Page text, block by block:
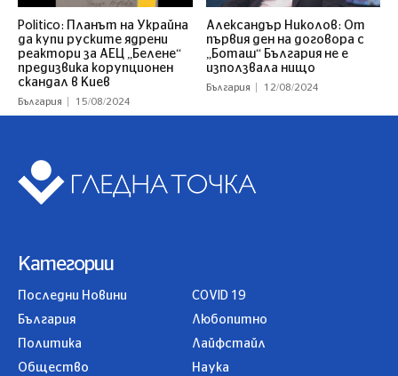
Politico: Планът на Украйна
да купи руските ядрени
реактори за АЕЦ „Белене“
предизвика корупционен
скандал в Киев
България 15/08/2024
Александър Николов: От
първия ден на договора с
„Боташ“ България не е
използвала нищо
България 12/08/2024
Категории
Последни Новини
България
Политика
Общество
COVID 19
Любопитно
Лайфстайл
Наука